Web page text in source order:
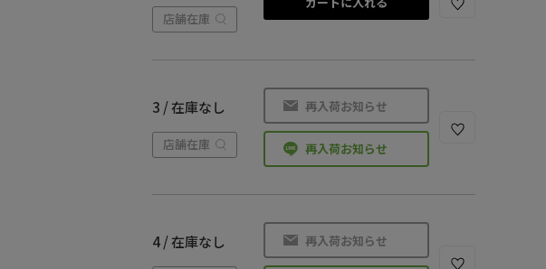
店舗在庫
3 / 在庫なし
店舗在庫
再入荷お知らせ
再入荷お知らせ
4 / 在庫なし 再入荷お知らせ